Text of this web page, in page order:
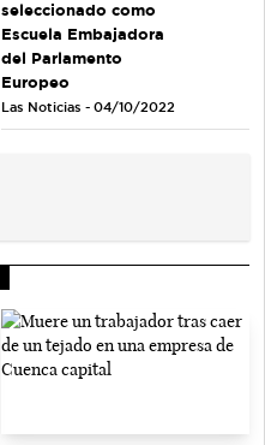
seleccionado como
Escuela Embajadora
del Parlamento
Europeo
Las Noticias - 04/10/2022